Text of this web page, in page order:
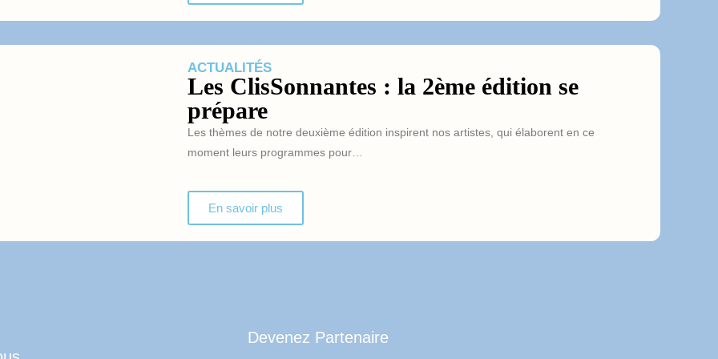
ACTUALITÉS
Les ClisSonnantes : la 2ème édition se
prépare
Les thèmes de notre deuxième édition inspirent nos artistes, qui élaborent en ce
moment leurs programmes pour…
En savoir plus
Devenez Partenaire